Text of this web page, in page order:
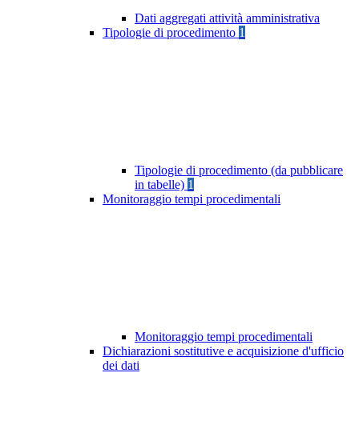
Dati aggregati attività amministrativa
Tipologie di procedimento 1
Tipologie di procedimento (da pubblicare
in tabelle) 1
Monitoraggio tempi procedimentali
Monitoraggio tempi procedimentali
Dichiarazioni sostitutive e acquisizione d'ufficio
dei dati